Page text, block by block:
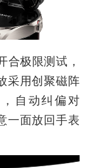
合极限测试，
采用创聚磁阵
自动纠偏对
一面放回手表